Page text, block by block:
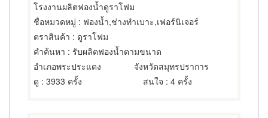
โรงงานผลิตฟองน้ำดูราโฟม
ชื่อหมวดหมู่ : ฟองน้ำ,ช่างทำเบาะ,เฟอร์นิเจอร์
ตราสินค้า : ดูราโฟม
คำค้นหา : รับผลิตฟองน้ำตามขนาด
อำเภอพระประแดง
จังหวัดสมุทรปราการ
ดู : 3933 ครั้ง สนใจ : 4 ครั้ง